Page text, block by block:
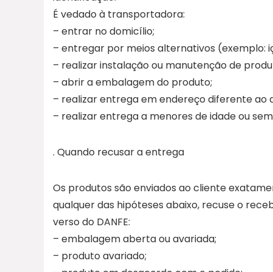
É vedado à transportadora:
– entrar no domicílio;
– entregar por meios alternativos (exemplo:
– realizar instalação ou manutenção de
– abrir a embalagem do produto;
– realizar entrega em endereço diferente ao
– realizar entrega a menores de idade ou
. Quando recusar a entrega
Os produtos são enviados ao cliente
qualquer das hipóteses abaixo, recuse o
verso do DANFE:
– embalagem aberta ou avariada;
– produto avariado;